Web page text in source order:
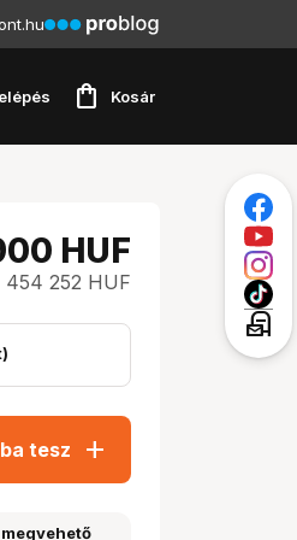
shopping_bag Kosár
HUF
454 252 HUF
tesz add
local_post_office